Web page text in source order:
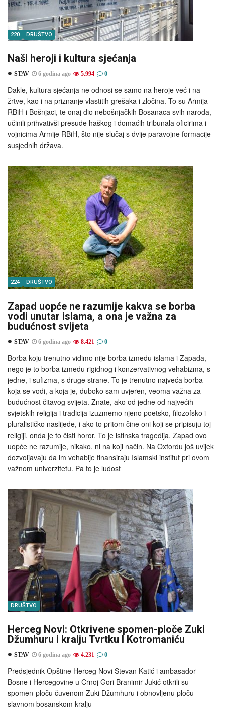
220 DRUŠTVO
Naši heroji i kultura sjećanja
STAV 6 godina ago 5.994 0
Dakle, kultura sjećanja ne odnosi se samo na heroje već i na
žrtve, kao i na priznanje vlastitih grešaka i zločina. To su Armija
RBiH i Bošnjaci, te onaj dio nebošnjačkih Bosanaca svih naroda,
učinili prihvativši presude haškog i domaćih tribunala oficirima i
vojnicima Armije RBiH, što nije slučaj s dvije paravojne formacije
susjednih država.
224 DRUŠTVO
Zapad uopće ne razumije kakva se borba
vodi unutar islama, a ona je važna za
budućnost svijeta
STAV 6 godina ago 8.421 0
Borba koju trenutno vidimo nije borba između islama i Zapada,
nego je to borba između rigidnog i konzervativnog vehabizma, s
jedne, i sufizma, s druge strane. To je trenutno najveća borba
koja se vodi, a koja je, duboko sam uvjeren, veoma važna za
budućnost čitavog svijeta. Znate, ako od jedne od najvećih
svjetskih religija i tradicija izuzmemo njeno poetsko, filozofsko i
pluralističko naslijeđe, i ako to pritom čine oni koji se pripisuju toj
religiji, onda je to čisti horor. To je istinska tragedija. Zapad ovo
uopće ne razumije, nikako, ni na koji način. Na Oxfordu još uvijek
dozvoljavaju da im vehabije finansiraju Islamski institut pri ovom
važnom univerzitetu. Pa to je ludost
DRUŠTVO
Herceg Novi: Otkrivene spomen-ploče Zuki
Džumhuru i kralju Tvrtku I Kotromaniću
STAV 6 godina ago 4.231 0
Predsjednik Opštine Herceg Novi Stevan Katić i ambasador
Bosne i Hercegovine u Crnoj Gori Branimir Jukić otkrili su
spomen-ploču čuvenom Zuki Džumhuru i obnovljenu ploču
slavnom bosanskom kralju